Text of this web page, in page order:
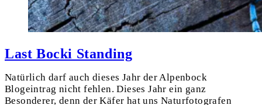
Last Bocki Standing
Natürlich darf auch dieses Jahr der Alpenbock
Blogeintrag nicht fehlen. Dieses Jahr ein ganz
Besonderer, denn der Käfer hat uns Naturfotografen